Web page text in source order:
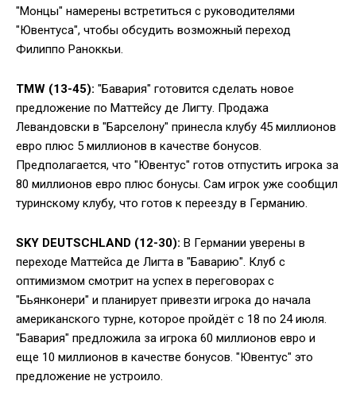
"Монцы" намерены встретиться с руководителями
"Ювентуса", чтобы обсудить возможный переход
Филиппо Раноккьи.
TMW (13-45): "Бавария" готовится сделать новое
предложение по Маттейсу де Лигту. Продажа
Левандовски в "Барселону" принесла клубу 45 миллионов
евро плюс 5 миллионов в качестве бонусов.
Предполагается, что "Ювентус" готов отпустить игрока за
80 миллионов евро плюс бонусы. Сам игрок уже сообщил
туринскому клубу, что готов к переезду в Германию.
SKY DEUTSCHLAND (12-30): В Германии уверены в
переходе Маттейса де Лигта в "Баварию". Клуб с
оптимизмом смотрит на успех в переговорах с
"Бьянконери" и планирует привезти игрока до начала
американского турне, которое пройдёт с 18 по 24 июля.
"Бавария" предложила за игрока 60 миллионов евро и
еще 10 миллионов в качестве бонусов. "Ювентус" это
предложение не устроило.